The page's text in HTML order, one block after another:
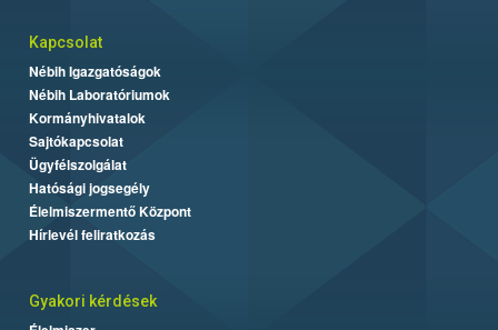
Kapcsolat
Nébih Igazgatóságok
Nébih Laboratóriumok
Kormányhivatalok
Sajtókapcsolat
Ügyfélszolgálat
Hatósági jogsegély
Élelmiszermentő Központ
Hírlevél feliratkozás
Gyakori kérdések